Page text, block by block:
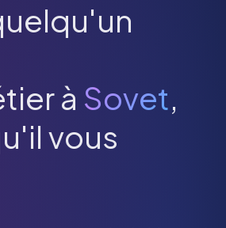
à Sovet,
vous